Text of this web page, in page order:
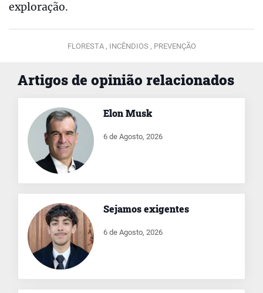
exploração.
FLORESTA , INCÊNDIOS , PREVENÇÃO
Artigos de opinião relacionados
Elon Musk
6 de Agosto, 2026
Sejamos exigentes
6 de Agosto, 2026